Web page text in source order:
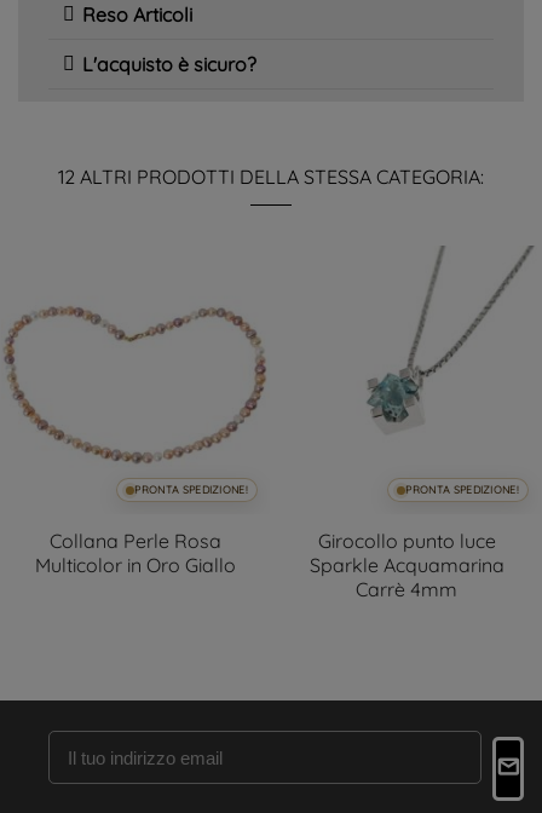
Reso Articoli
L'acquisto è sicuro?
12 ALTRI PRODOTTI DELLA STESSA CATEGORIA:
PRONTA SPEDIZIONE!
Collana Perle Rosa
Multicolor in Oro Giallo
PRONTA SPEDIZIONE!
Girocollo punto luce
Sparkle Acquamarina
Carrè 4mm